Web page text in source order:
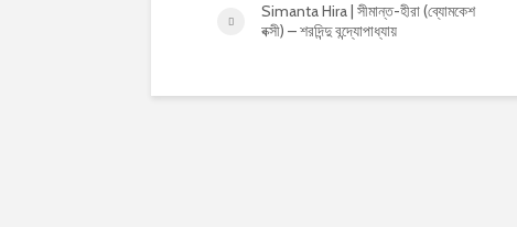
Simanta Hira | সীমান্ত-হীরা (ব্যোমকেশ
বক্সী) – শরদিন্দু বন্দ্যোপাধ্যায়